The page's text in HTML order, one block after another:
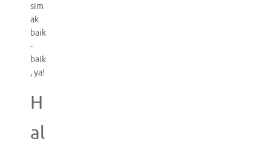
sim
ak
baik
-
baik
, ya!
H
al